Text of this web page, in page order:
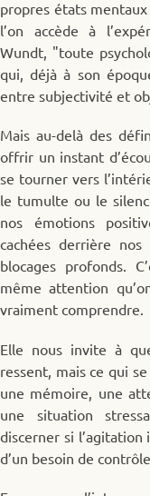
propres états
l’on accède à
Wundt, "toute
qui, déjà à son
entre subjectivité et
Mais au-delà des
offrir un instant
se tourner vers
le tumulte ou le
nos émotions
cachées derrière
blocages profonds.
même attention
vraiment comprendre.
Elle nous invite à
ressent, mais ce qui
une mémoire, une
une situation
discerner si l’agitation
d’un besoin de